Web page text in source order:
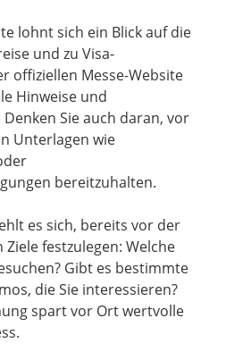
lohnt sich ein Blick auf die
und zu Visa-
offiziellen Messe-Website
Hinweise und
Sie auch daran, vor
Unterlagen wie
bereitzuhalten.
es sich, bereits vor der
festzulegen: Welche
Gibt es bestimmte
die Sie interessieren?
spart vor Ort wertvolle